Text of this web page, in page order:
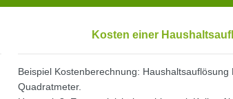
Kosten einer
Beispiel Kostenberechnung:
Quadratmeter.